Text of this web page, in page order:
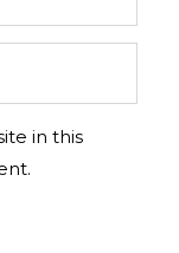
in this